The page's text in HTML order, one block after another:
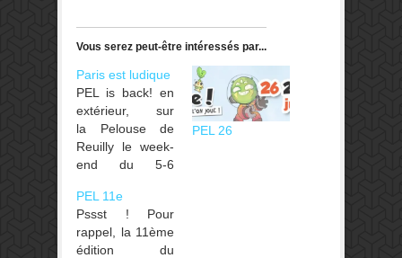
Vous serez peut-être intéressés par...
Paris est ludique
PEL is back! en
extérieur, sur
la Pelouse de
Reuilly le week-
end du 5-6
vendredi 4
juillet pour les
pros.
PEL 26
PEL 11e
Pssst ! Pour
rappel, la 11ème
édition du